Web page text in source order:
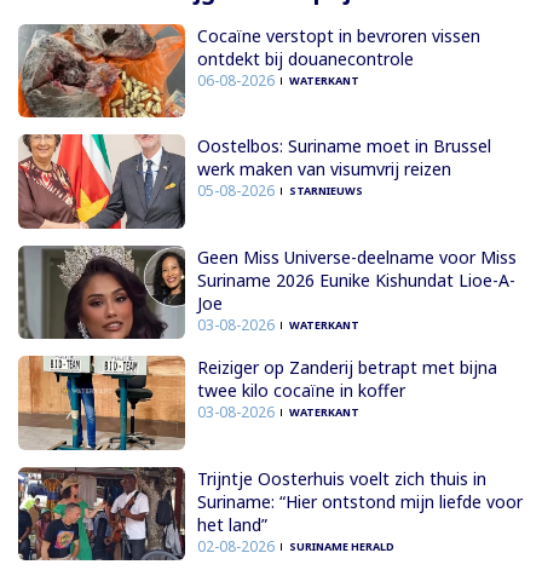
Cocaïne verstopt in bevroren vissen
ontdekt bij douanecontrole
06-08-2026 WATERKANT
Oostelbos: Suriname moet in Brussel
werk maken van visumvrij reizen
05-08-2026 STARNIEUWS
Geen Miss Universe-deelname voor Miss
Suriname 2026 Eunike Kishundat Lioe-A-
Joe
03-08-2026 WATERKANT
Reiziger op Zanderij betrapt met bijna
twee kilo cocaïne in koffer
03-08-2026 WATERKANT
Trijntje Oosterhuis voelt zich thuis in
Suriname: “Hier ontstond mijn liefde voor
het land”
02-08-2026 SURINAME HERALD